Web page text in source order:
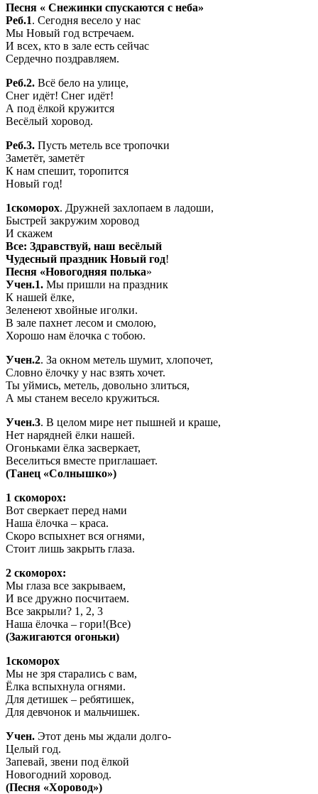
Песня « Снежинки спускаются с неба»
Реб.1. Сегодня весело у нас
Мы Новый год встречаем.
И всех, кто в зале есть сейчас
Сердечно поздравляем.
Реб.2. Всё бело на улице,
Снег идёт! Снег идёт!
А под ёлкой кружится
Весёлый хоровод.
Реб.3. Пусть метель все тропочки
Заметёт, заметёт
К нам спешит, торопится
Новый год!
1скоморох. Дружней захлопаем в ладоши,
Быстрей закружим хоровод
И скажем
Все: Здравствуй, наш весёлый
Чудесный праздник Новый год!
Песня «Новогодняя полька»
Учен.1. Мы пришли на праздник
К нашей ёлке,
Зеленеют хвойные иголки.
В зале пахнет лесом и смолою,
Хорошо нам ёлочка с тобою.
Учен.2. За окном метель шумит, хлопочет,
Словно ёлочку у нас взять хочет.
Ты уймись, метель, довольно злиться,
А мы станем весело кружиться.
Учен.3. В целом мире нет пышней и краше,
Нет нарядней ёлки нашей.
Огоньками ёлка засверкает,
Веселиться вместе приглашает.
(Танец «Солнышко»)
1 скоморох:
Вот сверкает перед нами
Наша ёлочка – краса.
Скоро вспыхнет вся огнями,
Стоит лишь закрыть глаза.
2 скоморох:
Мы глаза все закрываем,
И все дружно посчитаем.
Все закрыли? 1, 2, 3
Наша ёлочка – гори!(Все)
(Зажигаются огоньки)
1скоморох
Мы не зря старались с вам,
Ёлка вспыхнула огнями.
Для детишек – ребятишек,
Для девчонок и мальчишек.
Учен. Этот день мы ждали долго-
Целый год.
Запевай, звени под ёлкой
Новогодний хоровод.
(Песня «Хоровод»)